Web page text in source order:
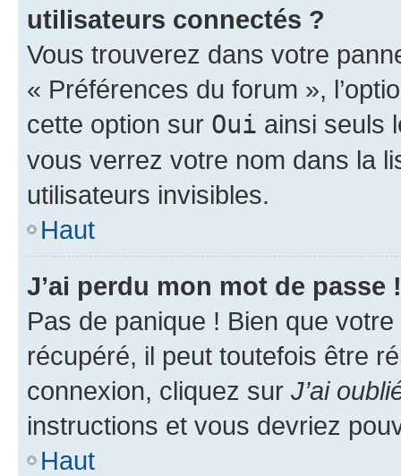
utilisateurs connectés ?
Vous trouverez dans votre
« Préférences du forum »,
cette option sur Oui ainsi seuls
vous verrez votre nom dans la
utilisateurs invisibles.
Haut
J’ai perdu mon mot de passe !
Pas de panique ! Bien que
récupéré, il peut toutefois être
connexion, cliquez sur J’ai
instructions et vous devriez
Haut